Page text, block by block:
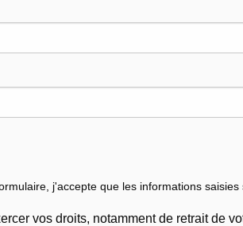
j'accepte que les informations
vos droits, notamment de retrait de